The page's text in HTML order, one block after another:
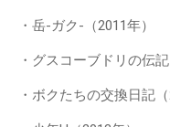
・岳-ガク-（2011年）
・グスコーブドリの伝記
・ボクたちの交換日記（